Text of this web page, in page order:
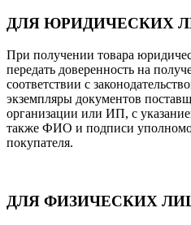
ДЛЯ ЮРИДИЧЕСКИХ
При получении товара
передать доверенность на
соответствии с
экземпляры документов
организации или ИП, с
также ФИО и подписи
покупателя.
ДЛЯ ФИЗИЧЕСКИХ